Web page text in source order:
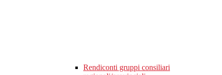
Rendiconti gruppi consiliari